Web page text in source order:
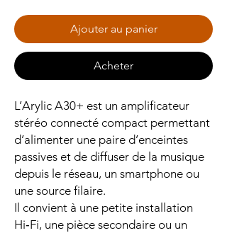
Ajouter au panier
Acheter
L’Arylic A30+ est un amplificateur
stéréo connecté compact permettant
d’alimenter une paire d’enceintes
passives et de diffuser de la musique
depuis le réseau, un smartphone ou
une source filaire.
Il convient à une petite installation
Hi‑Fi, une pièce secondaire ou un